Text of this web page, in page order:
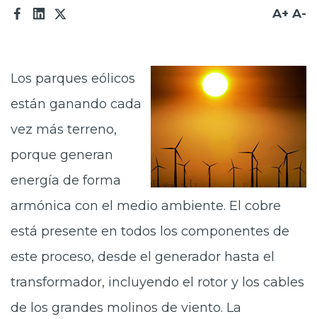
Trabaja en Codelco
Canales de denuncia
Proveedores
Acceso trabajadores/as
A+ A-
Los parques eólicos
están ganando cada
vez más terreno,
porque generan
energía de forma
armónica con el medio ambiente. El cobre
está presente en todos los componentes de
este proceso, desde el generador hasta el
transformador, incluyendo el rotor y los cables
de los grandes molinos de viento. La